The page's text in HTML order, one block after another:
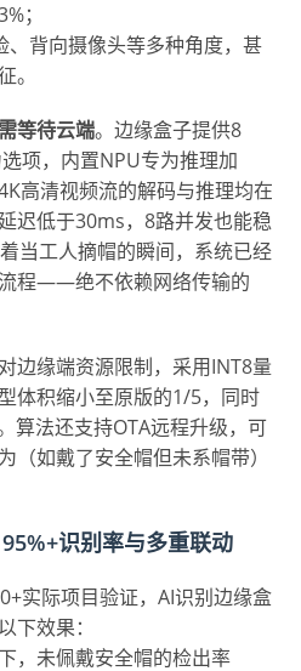
；
、背向摄像头等多种角度，甚
。
等待云端。边缘盒子提供8
项，内置NPU专为推理加
高清视频流的解码与推理均在
迟低于30ms，8路并发也能稳
当工人摘帽的瞬间，系统已经
程——绝不依赖网络传输的
边缘端资源限制，采用INT8量
体积缩小至原版的1/5，同时
算法还支持OTA远程升级，可
（如戴了安全帽但未系帽带）
识别率与多重联动
实际项目验证，AI识别边缘盒
下效果：
，未佩戴安全帽的检出率